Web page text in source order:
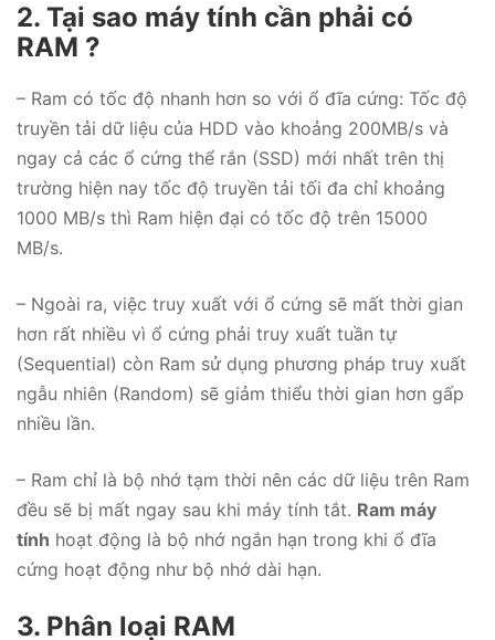
2. Tại sao máy tính cần phải có
RAM ?
– Ram có tốc độ nhanh hơn so với ổ đĩa cứng: Tốc độ
truyền tải dữ liệu của HDD vào khoảng 200MB/s và
ngay cả các ổ cứng thể rắn (SSD) mới nhất trên thị
trường hiện nay tốc độ truyền tải tối đa chỉ khoảng
1000 MB/s thì Ram hiện đại có tốc độ trên 15000
MB/s.
– Ngoài ra, việc truy xuất với ổ cứng sẽ mất thời gian
hơn rất nhiều vì ổ cứng phải truy xuất tuần tự
(Sequential) còn Ram sử dụng phương pháp truy xuất
ngẫu nhiên (Random) sẽ giảm thiểu thời gian hơn gấp
nhiều lần.
– Ram chỉ là bộ nhớ tạm thời nên các dữ liệu trên Ram
đều sẽ bị mất ngay sau khi máy tính tắt. Ram máy
tính hoạt động là bộ nhớ ngắn hạn trong khi ổ đĩa
cứng hoạt động như bộ nhớ dài hạn.
3. Phân loại RAM